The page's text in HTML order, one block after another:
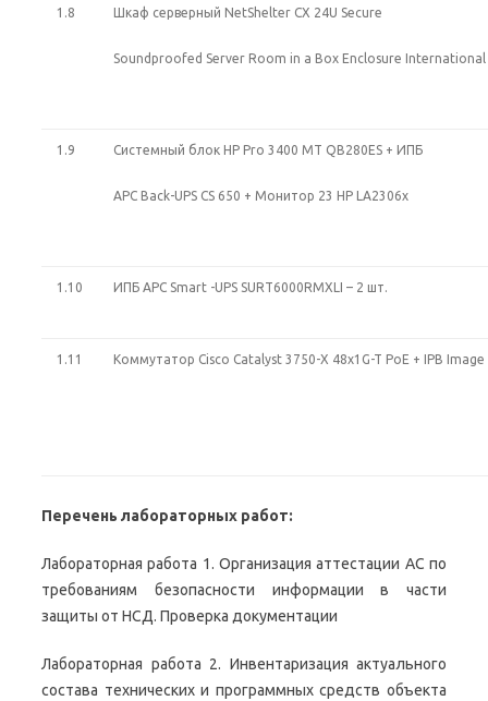
1.8 Шкаф серверный NetShelter CX 24U Secure
Soundproofed Server Room in a Box Enclosure International
1.9 Системный блок HP Pro 3400 MT QB280ES + ИПБ
APC Back-UPS CS 650 + Монитор 23 HP LA2306x
1.10 ИПБ APC Smart -UPS SURT6000RMXLI – 2 шт.
1.11 Коммутатор Cisco Catalyst 3750-X 48x1G-T PoE + IPB Image
Перечень лабораторных работ:
Лабораторная работа 1. Организация аттестации АС по
требованиям безопасности информации в части
защиты от НСД. Проверка документации
Лабораторная работа 2. Инвентаризация актуального
состава технических и программных средств объекта